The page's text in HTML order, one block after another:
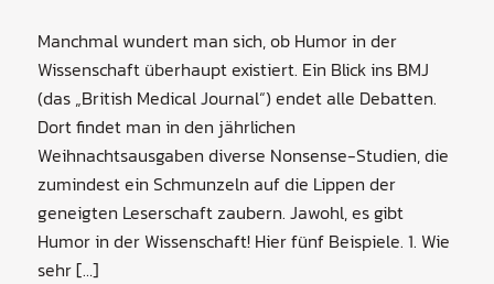
Manchmal wundert man sich, ob Humor in der
Wissenschaft überhaupt existiert. Ein Blick ins BMJ
(das „British Medical Journal“) endet alle Debatten.
Dort findet man in den jährlichen
Weihnachtsausgaben diverse Nonsense-Studien, die
zumindest ein Schmunzeln auf die Lippen der
geneigten Leserschaft zaubern. Jawohl, es gibt
Humor in der Wissenschaft! Hier fünf Beispiele. 1. Wie
sehr […]